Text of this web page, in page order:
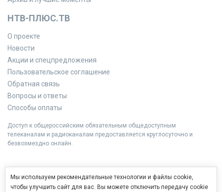
НТВ-ПЛЮС.ТВ
О проекте
Новости
Акции и спецпредложения
Пользовательское соглашение
Обратная связь
Вопросы и ответы
Способы оплаты
Доступ к общероссийским обязательным общедоступным
телеканалам и радиоканалам предоставляется круглосуточно и
безвозмездно онлайн.
Мы используем рекомендательные технологии и файлы cookie,
чтобы улучшить сайт для вас. Вы можете отключить передачу cookie